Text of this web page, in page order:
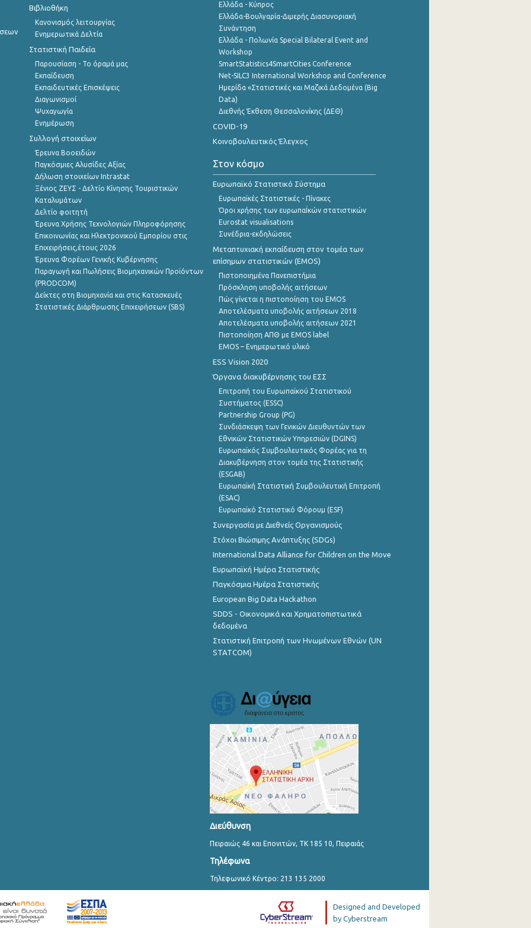
Βιβλιοθήκη
Κανονισμός λειτουργίας
Ενημερωτικά Δελτία
Στατιστική Παιδεία
Παρουσίαση - Το όραμά μας
Εκπαίδευση
Εκπαιδευτικές Επισκέψεις
Διαγωνισμοί
Ψυχαγωγία
Ενημέρωση
Συλλογή στοιχείων
Έρευνα Βοοειδών
Παγκόσμιες Αλυσίδες Αξίας
Δήλωση στοιχείων Intrastat
Ξένιος ΖΕΥΣ - Δελτίο Κίνησης Τουριστικών
Καταλυμάτων
Δελτίο φοιτητή
Έρευνα Χρήσης Τεχνολογιών Πληροφόρησης
Επικοινωνίας και Ηλεκτρονικού Εμπορίου στις
Επιχειρήσεις,έτους 2026
Έρευνα Φορέων Γενικής Κυβέρνησης
Παραγωγή και Πωλήσεις Βιομηχανικών Προϊόντων
(PRODCOM)
Δείκτες στη Βιομηχανία και στις Κατασκευές
Στατιστικές Διάρθρωσης Επιχειρήσεων (SBS)
Ελλάδα - Κύπρος
Ελλάδα-Βουλγαρία-Διμερής Διασυνοριακή
Συνάντηση
Ελλάδα - Πολωνία Special Bilateral Event and
Workshop
SmartStatistics4SmartCities Conference
Net-SILC3 International Workshop and Conference
Ημερίδα «Στατιστικές και Μαζικά Δεδομένα (Big
Data)
Διεθνής Έκθεση Θεσσαλονίκης (ΔΕΘ)
COVID-19
Κοινοβουλευτικός Έλεγχος
Στον κόσμο
Ευρωπαϊκό Στατιστικό Σύστημα
Ευρωπαϊκές Στατιστικές - Πίνακες
Όροι χρήσης των ευρωπαΪκών στατιστικών
Eurostat visualisations
Συνέδρια-εκδηλώσεις
Μεταπτυχιακή εκπαίδευση στον τομέα των
επίσημων στατιστικών (EMOS)
Πιστοποιημένα Πανεπιστήμια
Πρόσκληση υποβολής αιτήσεων
Πώς γίνεται η πιστοποίηση του EMOS
Αποτελέσματα υποβολής αιτήσεων 2018
Αποτελέσματα υποβολής αιτήσεων 2021
Πιστοποίηση ΑΠΘ με EMOS label
EMOS – Ενημερωτικό υλικό
ESS Vision 2020
Όργανα διακυβέρνησης του ΕΣΣ
Επιτροπή του Ευρωπαϊκού Στατιστικού
Συστήματος (ESSC)
Partnership Group (PG)
Συνδιάσκεψη των Γενικών Διευθυντών των
Εθνικών Στατιστικών Υπηρεσιών (DGINS)
Ευρωπαϊκός Συμβουλευτικός Φορέας για τη
Διακυβέρνηση στον τομέα της Στατιστικής
(ESGAB)
Ευρωπαϊκή Στατιστική Συμβουλευτική Επιτροπή
(ESAC)
Ευρωπαϊκό Στατιστικό Φόρουμ (ESF)
Συνεργασία με Διεθνείς Οργανισμούς
Στόχοι Βιώσιμης Ανάπτυξης (SDGs)
International Data Alliance for Children on the Move
Ευρωπαϊκή Ημέρα Στατιστικής
Παγκόσμια Ημέρα Στατιστικής
European Big Data Hackathon
SDDS - Οικονομικά και Χρηματοπιστωτικά
δεδομένα
Στατιστική Επιτροπή των Ηνωμένων Εθνών (UN
STATCOM)
Διεύθυνση
Πειραιώς 46 και Επονιτών, ΤΚ 185 10, Πειραιάς
Τηλέφωνα
Τηλεφωνικό Κέντρο: 213 135 2000
Designed and Developed
by Cyberstream